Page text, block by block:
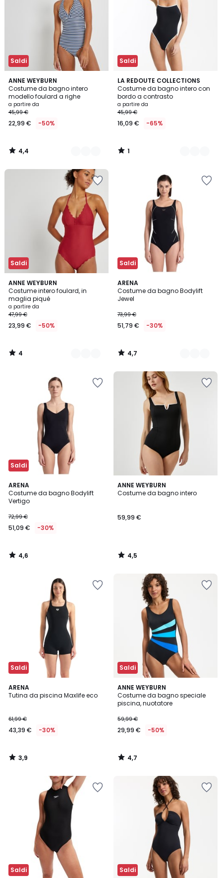
Saldi
ANNE WEYBURN
Costume da bagno intero
modello foulard a righe
a partire da
45,99 €
22,99 € -50%
4,4
/ 5
2
Colori
4,4
/
Saldi
LA REDOUTE COLLECTIONS
Costume da bagno intero con
bordo a contrasto
a partire da
45,99 €
16,09 € -65%
1
/
5
2
Colori
1
/
Saldi
ANNE WEYBURN
Costume intero foulard, in
maglia piqué
a partire da
47,99 €
23,99 € -50%
4
/
5
3
Colori
4
/
Saldi
ARENA
Costume da bagno Bodylift
Jewel
73,99 €
51,79 € -30%
4,7
/ 5
2
Colori
4,7
/
Saldi
ARENA
Costume da bagno Bodylift
Vertigo
72,99 €
51,09 € -30%
4,6
/ 5
4,6
/
ANNE WEYBURN
Costume da bagno intero
59,99 €
4,5
/ 5
4,5
/
Saldi
ARENA
Tutina da piscina Maxlife eco
61,99 €
43,39 € -30%
3,9
/ 5
3,9
/
Saldi
ANNE WEYBURN
Costume da bagno speciale
piscina, nuotatore
59,99 €
29,99 € -50%
4,7
/ 5
4,7
/
Saldi Saldi